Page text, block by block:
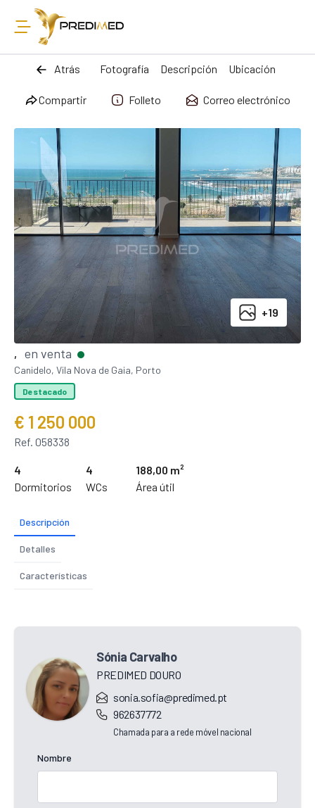
Atrás Fotografía Descripción Ubicación
Compartir Folleto Correo electrónico
+19
, en venta
Canidelo, Vila Nova de Gaia, Porto
Destacado
€ 1 250 000
Ref. 058338
4
Dormitorios
4
WCs
188,00 m²
Área útil
Descripción
Detalles
Características
Sónia Carvalho
PREDIMED DOURO
sonia.sofia@predimed.pt
962637772
Chamada para a rede móvel nacional
Nombre